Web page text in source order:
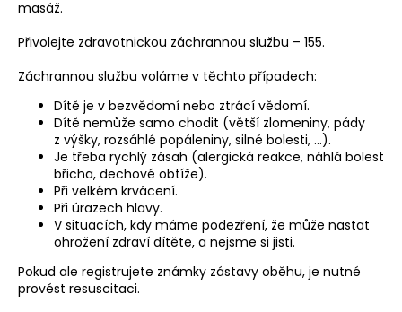
masáž.
Přivolejte zdravotnickou záchrannou službu – 155.
Záchrannou službu voláme v těchto případech:
Dítě je v bezvědomí nebo ztrácí vědomí.
Dítě nemůže samo chodit (větší zlomeniny, pády
z výšky, rozsáhlé popáleniny, silné bolesti, …).
Je třeba rychlý zásah (alergická reakce, náhlá bolest
břicha, dechové obtíže).
Při velkém krvácení.
Při úrazech hlavy.
V situacích, kdy máme podezření, že může nastat
ohrožení zdraví dítěte, a nejsme si jisti.
Pokud ale registrujete známky zástavy oběhu, je nutné
provést resuscitaci.
D
m
e